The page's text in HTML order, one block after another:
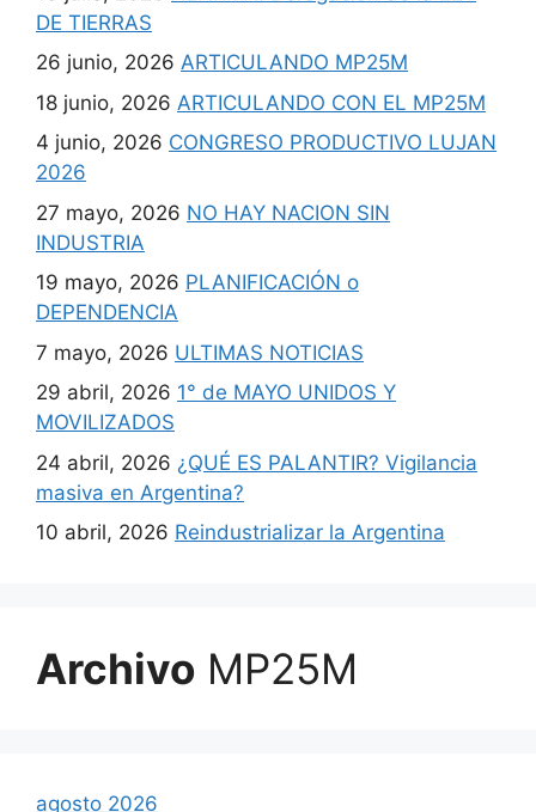
DE TIERRAS
26 junio, 2026 ARTICULANDO MP25M
18 junio, 2026 ARTICULANDO CON EL MP25M
4 junio, 2026 CONGRESO PRODUCTIVO LUJAN
2026
27 mayo, 2026 NO HAY NACION SIN
INDUSTRIA
19 mayo, 2026 PLANIFICACIÓN o
DEPENDENCIA
7 mayo, 2026 ULTIMAS NOTICIAS
29 abril, 2026 1° de MAYO UNIDOS Y
MOVILIZADOS
24 abril, 2026 ¿QUÉ ES PALANTIR? Vigilancia
masiva en Argentina?
10 abril, 2026 Reindustrializar la Argentina
Archivo MP25M
agosto 2026